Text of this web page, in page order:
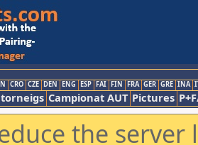
CRO CZE DEN ENG ESP FAI FIN FRA GER GRE INA
torneigs Campionat AUT Pictures
the